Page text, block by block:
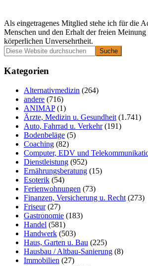
Als eingetragenes Mitglied stehe ich für die
Menschen und den Erhalt der freien Meinung
körperlichen Unversehrtheit.
Primäre
Seitenleiste
Diese
Website
durchsuchen
Kategorien
Alternativmedizin (264)
andere (716)
ANIMAP(1)
Ärzte, Medizin u. Gesundheit (1.741)
Auto, Fahrrad u. Verkehr(191)
Bodenbeläge (5)
Coaching (82)
Computer, EDV und
Dienstleistung (952)
Ernährungsberatung (15)
Esoterik (54)
Ferienwohnungen (73)
Finanzen, Versicherung u. Recht (273)
Friseur(27)
Gastronomie (183)
Handel (581)
Handwerk (503)
Haus, Garten u. Bau (225)
Hausbau / Altbau-Sanierung (8)
Immobilien (27)